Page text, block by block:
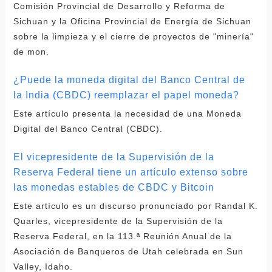
Comisión Provincial de Desarrollo y Reforma de
Sichuan y la Oficina Provincial de Energía de Sichuan
sobre la limpieza y el cierre de proyectos de "minería"
de mon.
¿Puede la moneda digital del Banco Central de
la India (CBDC) reemplazar el papel moneda?
Este artículo presenta la necesidad de una Moneda
Digital del Banco Central (CBDC).
El vicepresidente de la Supervisión de la
Reserva Federal tiene un artículo extenso sobre
las monedas estables de CBDC y Bitcoin
Este artículo es un discurso pronunciado por Randal K.
Quarles, vicepresidente de la Supervisión de la
Reserva Federal, en la 113.ª Reunión Anual de la
Asociación de Banqueros de Utah celebrada en Sun
Valley, Idaho.